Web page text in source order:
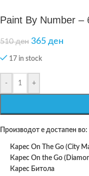
Paint By Number –
510ден 365 ден
17 in stock
- +
Производот е достапен во:
Карес On The Go (City
Карес On the Go
Карес Битола